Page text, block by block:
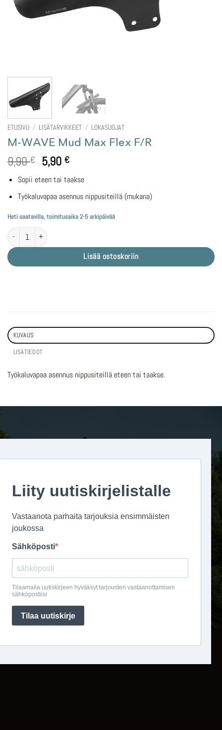
ETUSIVU / LISÄTARVIKKEET / LOKASUOJAT
M-WAVE Mud Max Flex F/R
9,90€ Alkuperäinen
hinta
oli:
9,90 €.
5,90€Nykyinen
hinta
on:
5,90 €.
Sopii eteen tai taakse
Työkaluvapaa asennus nippusiteillä (mukana)
Heti saatavilla, toimitusaika 2-5 arkipäivää
M-WAVE Mud Max Flex F/R määrä
Lisää ostoskoriin
KUVAUS
LISÄTIEDOT
Työkaluvapaa asennus nippusiteillä eteen tai taakse.